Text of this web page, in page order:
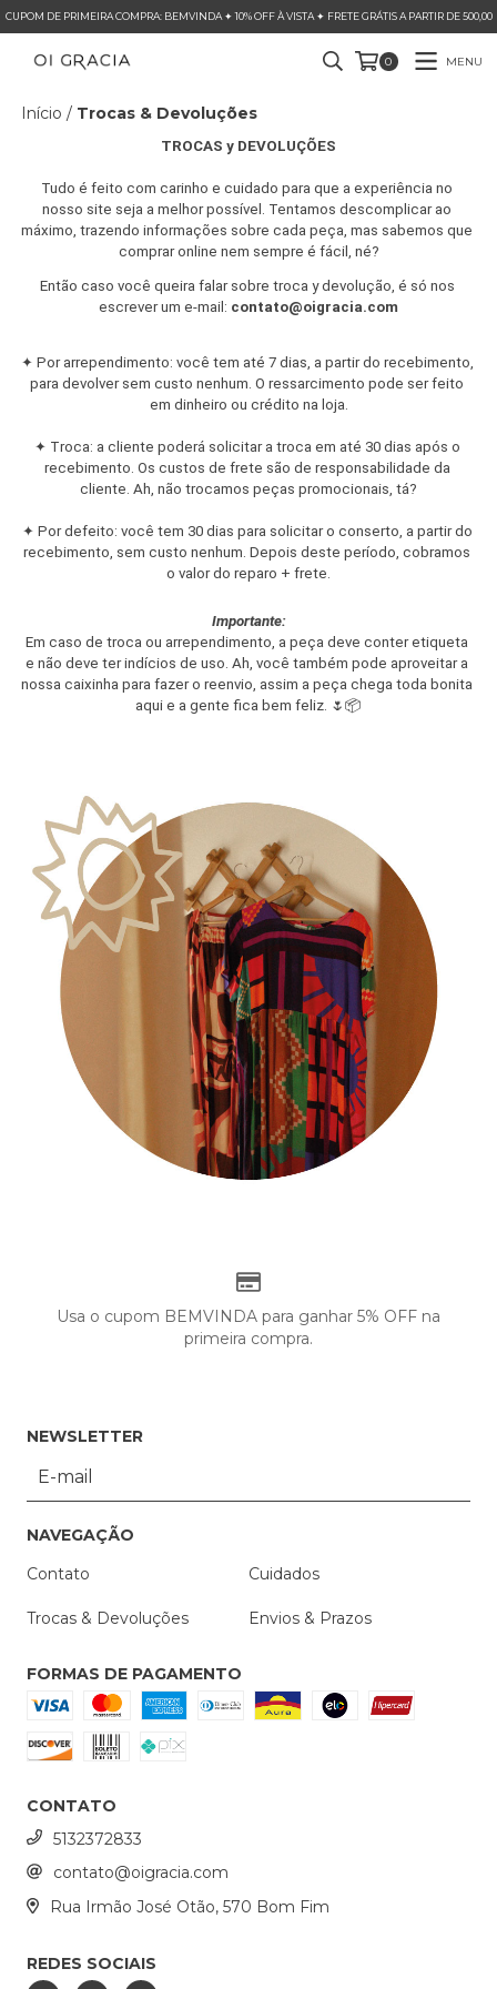
CUPOM DE PRIMEIRA COMPRA: BEMVINDA ✦ 10% OFF À VISTA ✦ FRETE GRÁTIS A PARTIR DE 500,00
0 MENU
Início / Trocas & Devoluções
TROCAS y DEVOLUÇÕES
Tudo é feito com carinho e cuidado para que a experiência no
nosso site seja a melhor possível. Tentamos descomplicar ao
máximo, trazendo informações sobre cada peça, mas sabemos que
comprar online nem sempre é fácil, né?
Então caso você queira falar sobre troca y devolução, é só nos
escrever um e-mail: contato@oigracia.com
✦ Por arrependimento: você tem até 7 dias, a partir do recebimento,
para devolver sem custo nenhum. O ressarcimento pode ser feito
em dinheiro ou crédito na loja.
✦ Troca: a cliente poderá solicitar a troca em até 30 dias após o
recebimento. Os custos de frete são de responsabilidade da
cliente. Ah, não trocamos peças promocionais, tá?
✦ Por defeito: você tem 30 dias para solicitar o conserto, a partir do
recebimento, sem custo nenhum. Depois deste período, cobramos
o valor do reparo + frete.
Importante:
Em caso de troca ou arrependimento, a peça deve conter etiqueta
e não deve ter indícios de uso. Ah, você também pode aproveitar a
nossa caixinha para fazer o reenvio, assim a peça chega toda bonita
aqui e a gente fica bem feliz. 🌷📦
Usa o cupom BEMVINDA para ganhar 5% OFF na
primeira compra.
NEWSLETTER
NAVEGAÇÃO
Contato
Cuidados
Trocas & Devoluções Envios & Prazos
FORMAS DE PAGAMENTO
CONTATO
5132372833
contato@oigracia.com
Rua Irmão José Otão, 570 Bom Fim
REDES SOCIAIS